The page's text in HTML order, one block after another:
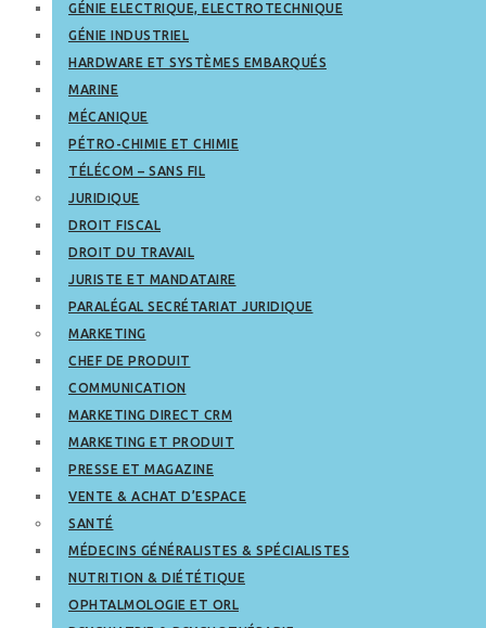
GÉNIE ELECTRIQUE, ELECTROTECHNIQUE
GÉNIE INDUSTRIEL
HARDWARE ET SYSTÈMES EMBARQUÉS
MARINE
MÉCANIQUE
PÉTRO-CHIMIE ET CHIMIE
TÉLÉCOM – SANS FIL
JURIDIQUE
DROIT FISCAL
DROIT DU TRAVAIL
JURISTE ET MANDATAIRE
PARALÉGAL SECRÉTARIAT JURIDIQUE
MARKETING
CHEF DE PRODUIT
COMMUNICATION
MARKETING DIRECT CRM
MARKETING ET PRODUIT
PRESSE ET MAGAZINE
VENTE & ACHAT D’ESPACE
SANTÉ
MÉDECINS GÉNÉRALISTES & SPÉCIALISTES
NUTRITION & DIÉTÉTIQUE
OPHTALMOLOGIE ET ORL